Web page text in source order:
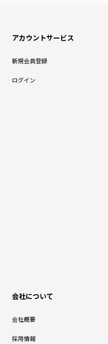
アカウントサービス
新規会員登録
ログイン
会社について
会社概要
採用情報